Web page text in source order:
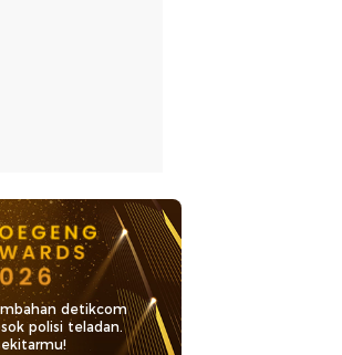
detikcom
polisi teladan.